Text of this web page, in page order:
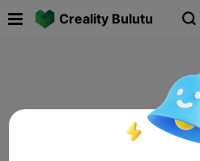
Creality Bulutu 